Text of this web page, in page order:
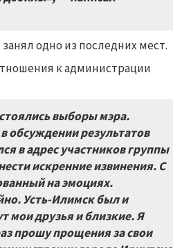
одно из последних мест.
к администрации
выборы мэра.
обсуждении результатов
в адрес участников группы
искренние извинения. С
на эмоциях.
Усть-Илимск был и
мои друзья и близкие. Я
прошу прощения за свои